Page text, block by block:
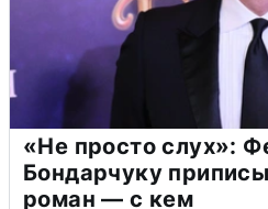
«Не просто слух»:
Бондарчуку
роман — с кем